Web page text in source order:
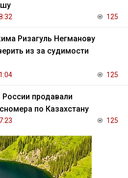
125
Ризагуль Негманову
из за судимости
125
продавали
по Казахстану
125